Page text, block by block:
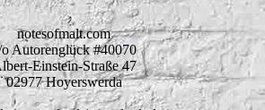
notesofmalt.com
Autorenglück #40070
Einstein-Straße 47
02977 Hoyerswerda